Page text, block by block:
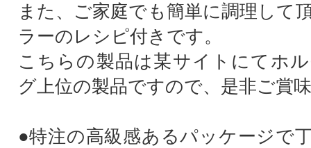
また、ご家庭でも簡単に調理して
ラーのレシピ付きです。
こちらの製品は某サイトにてホ
グ上位の製品ですので、是非ご賞
●特注の高級感あるパッケージで